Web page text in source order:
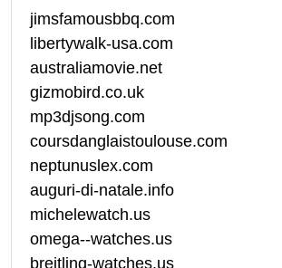
jimsfamousbbq.com
libertywalk-usa.com
australiamovie.net
gizmobird.co.uk
mp3djsong.com
coursdanglaistoulouse.com
neptunuslex.com
auguri-di-natale.info
michelewatch.us
omega--watches.us
breitling-watches.us